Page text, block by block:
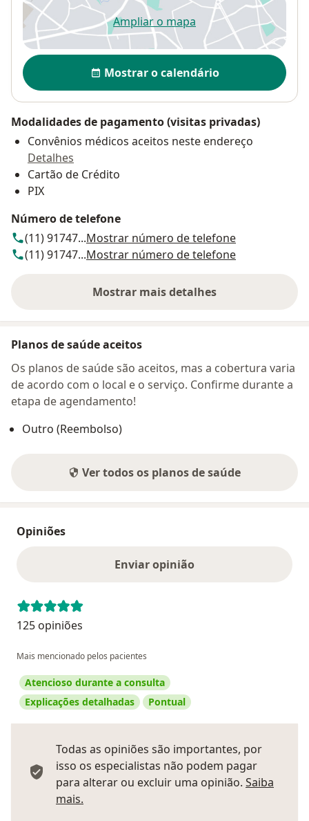
Ampliar o mapaabre num novo separador
Disponibilidade
Mostrar o calendário
Modalidades de pagamento (visitas privadas)
Convênios médicos aceitos neste endereço
Detalhes
Cartão de Crédito
PIX
Número de telefone
(11) 91747...Mostrar número de telefone
(11) 91747...Mostrar número de telefone
Mostrar mais detalhes
sobre o endereço
Planos de saúde aceitos
Os planos de saúde são aceitos, mas a cobertura varia
de acordo com o local e o serviço. Confirme durante a
etapa de agendamento!
Outro (Reembolso)
Ver todos os planos de saúde
Opiniões
Enviar opinião
125 opiniões
Mais mencionado pelos pacientes
Atencioso durante a consulta
Explicações detalhadas
Pontual
Todas as opiniões são importantes, por
isso os especialistas não podem pagar
para alterar ou excluir uma opinião. Saiba
mais.